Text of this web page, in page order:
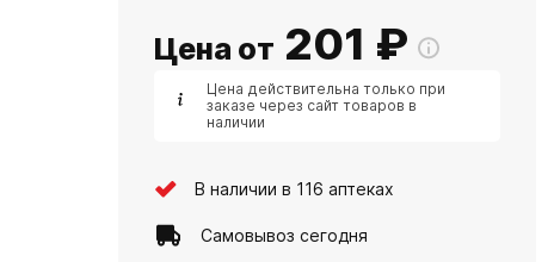
Цена от 201 ₽
Цена действительна только при
заказе через сайт товаров в
наличии
В наличии в 116 аптеках
Самовывоз сегодня